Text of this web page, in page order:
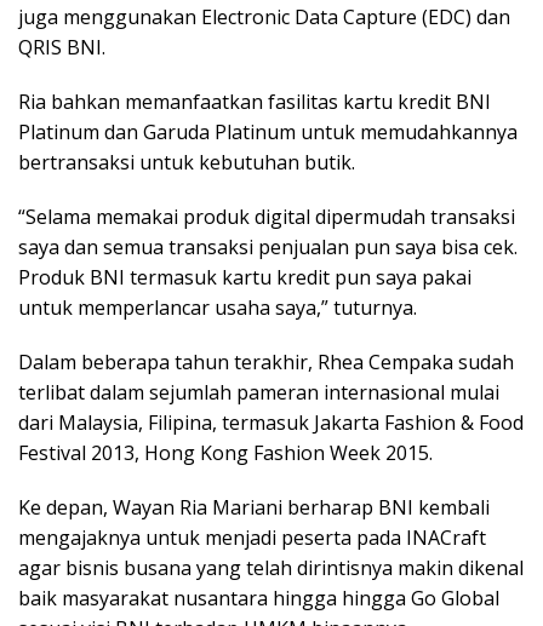
juga menggunakan Electronic Data Capture (EDC) dan
QRIS BNI.
Ria bahkan memanfaatkan fasilitas kartu kredit BNI
Platinum dan Garuda Platinum untuk memudahkannya
bertransaksi untuk kebutuhan butik.
“Selama memakai produk digital dipermudah transaksi
saya dan semua transaksi penjualan pun saya bisa cek.
Produk BNI termasuk kartu kredit pun saya pakai
untuk memperlancar usaha saya,” tuturnya.
Dalam beberapa tahun terakhir, Rhea Cempaka sudah
terlibat dalam sejumlah pameran internasional mulai
dari Malaysia, Filipina, termasuk Jakarta Fashion & Food
Festival 2013, Hong Kong Fashion Week 2015.
Ke depan, Wayan Ria Mariani berharap BNI kembali
mengajaknya untuk menjadi peserta pada INACraft
agar bisnis busana yang telah dirintisnya makin dikenal
baik masyarakat nusantara hingga hingga Go Global